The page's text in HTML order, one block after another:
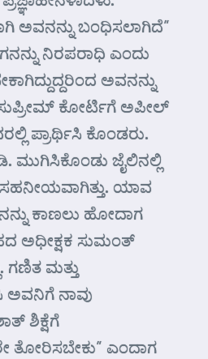
ಬಂಧಿಸಲಾಗಿದೆ”
ನಿರಪರಾಧಿ ಎಂದು
ಅವನನ್ನು
ಸುಪ್ರೀಮ್ ಕೋರ್ಟಿಗೆ ಅಪೀಲ್
ಪ್ರಾರ್ಥಿಸಿ ಕೊಂಡರು.
ಮುಗಿಸಿಕೊಂಡು ಜೈಲಿನಲ್ಲಿ
ಯಾವ
ಕಾಣಲು ಹೋದಾಗ
ಅಧೀಕ್ಷಕ ಸುಮಂತ್
ಗಣಿತ ಮತ್ತು
ಅವನಿಗೆ ನಾವು
ಶಿಕ್ಷೆಗೆ
ತೋರಿಸಬೇಕು” ಎಂದಾಗ